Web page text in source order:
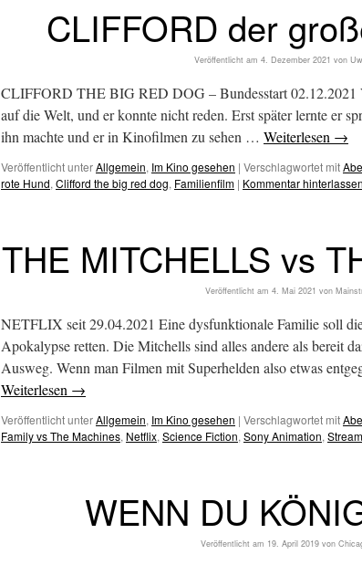
CLIFFORD der
Veröffentlicht am 4. Dezember 2021 von
CLIFFORD THE BIG RED DOG – Bundesstart 02.12.2021
auf die Welt, und er konnte nicht reden. Erst später lernte er
ihn machte und er in Kinofilmen zu sehen … Weiterlesen →
Veröffentlicht unterAllgemein, Im Kino gesehen | Verschlagwortet mit
rote Hund, Clifford the big red dog, Familienfilm | Kommentar hinterlassen
THE MITCHELLS vs
Veröffentlicht am 4. Mai 2021 von
NETFLIX seit 29.04.2021 Eine dysfunktionale Familie soll
Apokalypse retten. Die Mitchells sind alles andere als bereit
Ausweg. Wenn man Filmen mit Superhelden also etwas
Weiterlesen →
Veröffentlicht unterAllgemein, Im Kino gesehen | Verschlagwortet mit
Family vs The Machines, Netflix, Science Fiction, Sony Animation, Stream
WENN DU
Veröffentlicht am 19. April 2019 von